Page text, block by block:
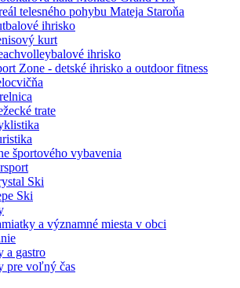
telesného pohybu Mateja Staroňa
ihrisko
kurt
ihrisko
Zone - detské ihrisko a outdoor fitness
trate
športového vybavenia
Ski
Ski
a významné miesta v obci
a gastro
pre voľný čas